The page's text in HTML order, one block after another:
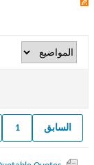
السابق 1